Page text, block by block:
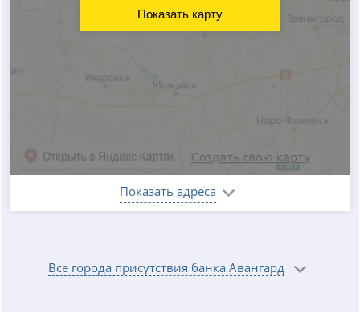
Показать адреса
Показать карту
Все города присутствия банка Авангард